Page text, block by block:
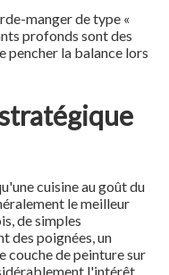
manger de type «
profonds sont des
pencher la balance lors
cuisine au goût du
le meilleur
de simples
des poignées, un
couche de peinture sur
l'intérêt